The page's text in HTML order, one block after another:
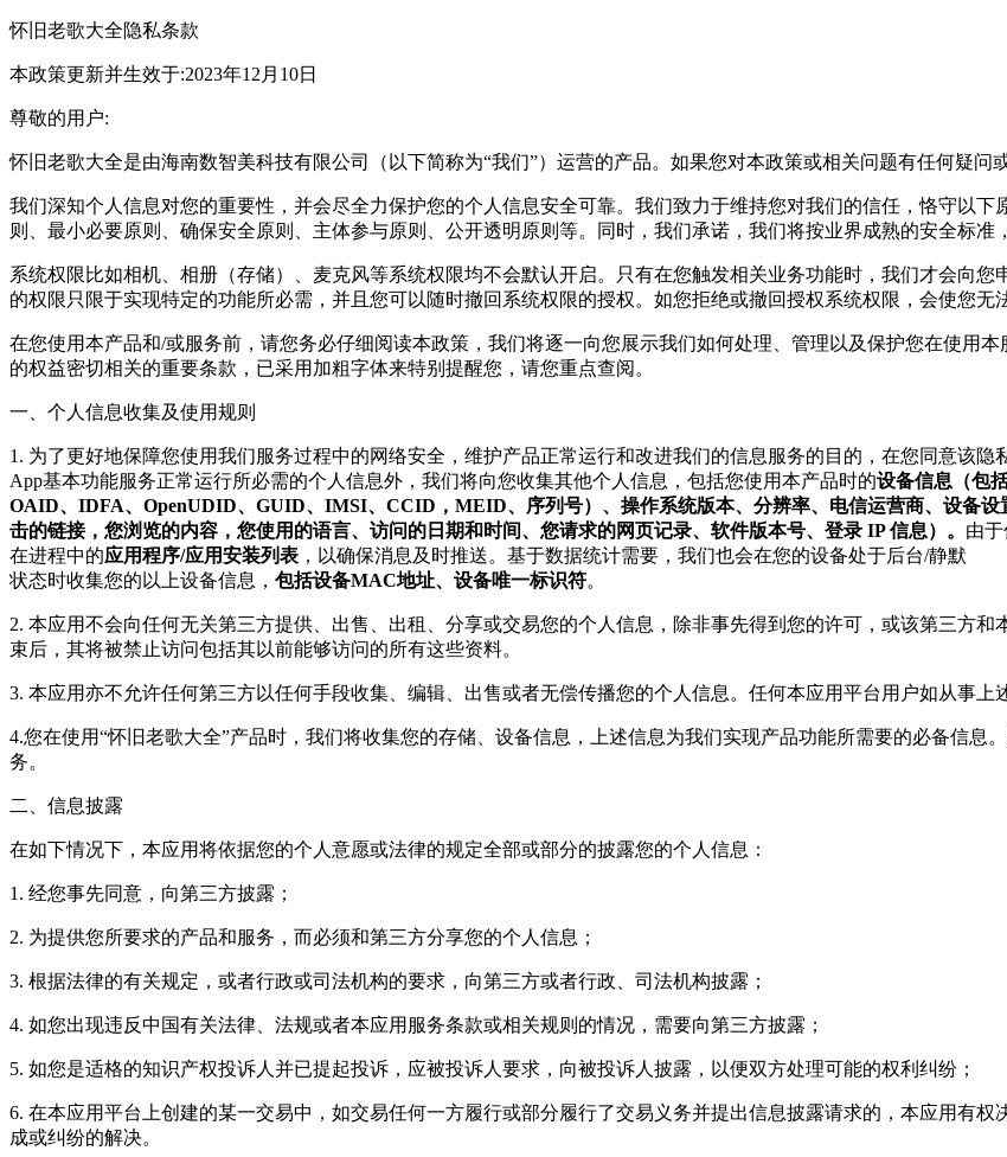
怀旧老歌大全隐私条款
本政策更新并生效于:2023年12月10日
尊敬的用户:
怀旧老歌大全是由海南数智美科技有限公司（以下简称为“我们”）运营的产品。如果您对本政策或相关问题有任何疑问
我们深知个人信息对您的重要性，并会尽全力保护您的个人信息安全可靠。我们致力于维持您对我们的信任，恪守以
则、最小必要原则、确保安全原则、主体参与原则、公开透明原则等。同时，我们承诺，我们将按业界成熟的安全标准
系统权限比如相机、相册（存储）、麦克风等系统权限均不会默认开启。只有在您触发相关业务功能时，我们才会向
的权限只限于实现特定的功能所必需，并且您可以随时撤回系统权限的授权。如您拒绝或撤回授权系统权限，会使您无
在您使用本产品和/或服务前，请您务必仔细阅读本政策，我们将逐一向您展示我们如何处理、管理以及保护您在使用
的权益密切相关的重要条款，已采用加粗字体来特别提醒您，请您重点查阅。
一、个人信息收集及使用规则
1. 为了更好地保障您使用我们服务过程中的网络安全，维护产品正常运行和改进我们的信息服务的目的，在您同意该
App基本功能服务正常运行所必需的个人信息外，我们将向您收集其他个人信息，包括您使用本产品时的设备信息（包
OAID、IDFA、OpenUDID、GUID、IMSI、CCID，MEID、序列号）、操作系统版本、分辨率、电信运营商、设备
击的链接，您浏览的内容，您使用的语言、访问的日期和时间、您请求的网页记录、软件版本号、登录 IP 信息）。 由
在进程中的应用程序/应用安装列表 ，以确保消息及时推送。基于数据统计需要，我们也会在您的设备处于后台/静默
状态时收集您的以上设备信息， 包括设备MAC地址、设备唯一标识符。
2. 本应用不会向任何无关第三方提供、出售、出租、分享或交易您的个人信息，除非事先得到您的许可，或该第三方
束后，其将被禁止访问包括其以前能够访问的所有这些资料。
3. 本应用亦不允许任何第三方以任何手段收集、编辑、出售或者无偿传播您的个人信息。任何本应用平台用户如从事上
4.您在使用“怀旧老歌大全”产品时，我们将收集您的存储、设备信息，上述信息为我们实现产品功能所需要的必备信息
务。
二、信息披露
在如下情况下，本应用将依据您的个人意愿或法律的规定全部或部分的披露您的个人信息：
1. 经您事先同意，向第三方披露；
2. 为提供您所要求的产品和服务，而必须和第三方分享您的个人信息；
3. 根据法律的有关规定，或者行政或司法机构的要求，向第三方或者行政、司法机构披露；
4. 如您出现违反中国有关法律、法规或者本应用服务条款或相关规则的情况，需要向第三方披露；
5. 如您是适格的知识产权投诉人并已提起投诉，应被投诉人要求，向被投诉人披露，以便双方处理可能的权利纠纷；
6. 在本应用平台上创建的某一交易中，如交易任何一方履行或部分履行了交易义务并提出信息披露请求的，本应用有
成或纠纷的解决。